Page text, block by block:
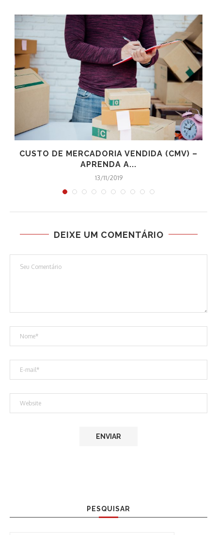
CUSTO DE MERCADORIA VENDIDA (CMV) –
APRENDA A...
13/11/2019
DEIXE UM COMENTÁRIO
PESQUISAR